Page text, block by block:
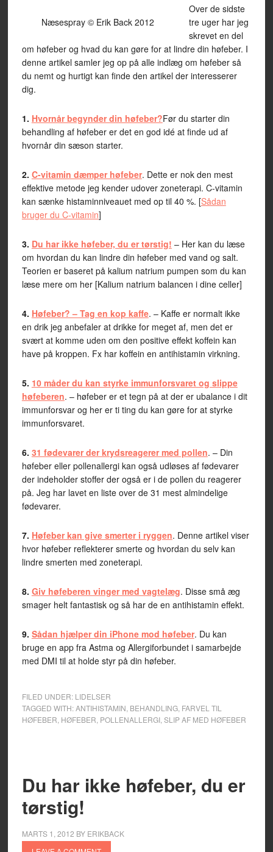
Næsespray © Erik Back 2012
Over de sidste
tre uger har jeg
skrevet en del
om høfeber og hvad du kan gøre for at lindre din høfeber. I
denne artikel samler jeg op på alle indlæg om høfeber så
du nemt og hurtigt kan finde den artikel der interesserer
dig.
1. Hvornår begynder din høfeber?Før du starter din
behandling af høfeber er det en god idé at finde ud af
hvornår din sæson starter.
2. C-vitamin dæmper høfeber. Dette er nok den mest
effektive metode jeg kender udover zoneterapi. C-vitamin
kan sænke histaminniveauet med op til 40 %. [Sådan
bruger du C-vitamin]
3. Du har ikke høfeber, du er tørstig! – Her kan du læse
om hvordan du kan lindre din høfeber med vand og salt.
Teorien er baseret på kalium natrium pumpen som du kan
læse mere om her [Kalium natrium balancen i dine celler]
4. Høfeber? – Tag en kop kaffe. – Kaffe er normalt ikke
en drik jeg anbefaler at drikke for meget af, men det er
svært at komme uden om den positive effekt koffein kan
have på kroppen. Fx har koffein en antihistamin virkning.
5. 10 måder du kan styrke immunforsvaret og slippe
høfeberen. – høfeber er et tegn på at der er ubalance i dit
immunforsvar og her er ti ting du kan gøre for at styrke
immunforsvaret.
6. 31 fødevarer der krydsreagerer med pollen. – Din
høfeber eller pollenallergi kan også udløses af fødevarer
der indeholder stoffer der også er i de pollen du reagerer
på. Jeg har lavet en liste over de 31 mest almindelige
fødevarer.
7. Høfeber kan give smerter i ryggen. Denne artikel viser
hvor høfeber reflekterer smerte og hvordan du selv kan
lindre smerten med zoneterapi.
8. Giv høfeberen vinger med vagtelæg. Disse små æg
smager helt fantastisk og så har de en antihistamin effekt.
9. Sådan hjælper din iPhone mod høfeber. Du kan
bruge en app fra Astma og Allergiforbundet i samarbejde
med DMI til at holde styr på din høfeber.
FILED UNDER: LIDELSER
TAGGED WITH:ANTIHISTAMIN BEHANDLING, FARVEL TIL
HØFEBER HØFEBER POLLENALLERGI, SLIP AF MED HØFEBER
Du har ikke høfeber, du er
tørstig!
MARTS 1, 2012 BY ERIKBACK